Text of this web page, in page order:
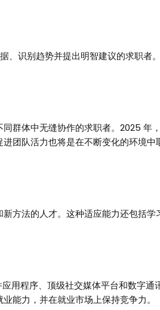
、识别趋势并提出明智建议的求职者
群体中无缝协作的求职者。2025 年
团队活力也将是在不断变化的环境中
方法的人才。这种适应能力还包括学
用程序、顶级社交媒体平台和数字通
能力，并在就业市场上保持竞争力。